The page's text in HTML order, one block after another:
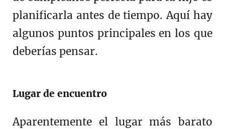
planificarla antes de tiempo. Aquí hay
algunos puntos principales en los que
deberías pensar.
Lugar de encuentro
Aparentemente el lugar más barato